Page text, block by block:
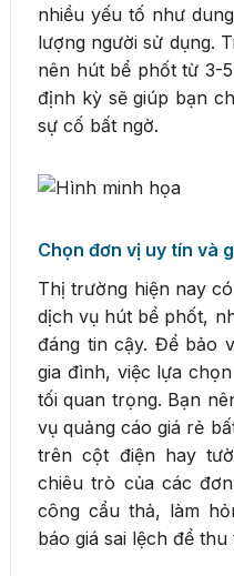
nhiều yếu tố như
lượng người sử dụng.
nên hút bể phốt từ 3-
định kỳ sẽ giúp bạn
sự cố bất ngờ.
Chọn đơn vị uy tín và
Thị trường hiện nay
dịch vụ hút bể phốt,
đáng tin cậy. Để bảo
gia đình, việc lựa
tối quan trọng. Bạn
vụ quảng cáo giá rẻ
trên cột điện hay
chiêu trò của các
công cẩu thả, làm
báo giá sai lệch để thu